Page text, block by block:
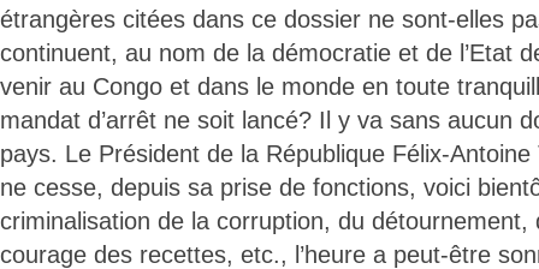
étrangères citées dans ce dossier ne sont-elles
continuent, au nom de la démocratie et de l’Etat
venir au Congo et dans le monde en toute
mandat d’arrêt ne soit lancé? Il y va sans aucun
pays. Le Président de la République Félix-Antoine
ne cesse, depuis sa prise de fonctions, voici
criminalisation de la corruption, du détournement,
courage des recettes, etc., l’heure a peut-être